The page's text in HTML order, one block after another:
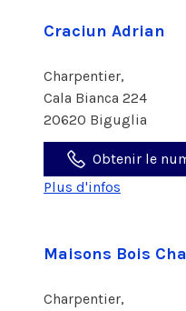
Craciun Adrian
Charpentier,
Cala Bianca 224
20620 Biguglia
Obtenir le
Plus d'infos
Maisons Bois
Charpentier,